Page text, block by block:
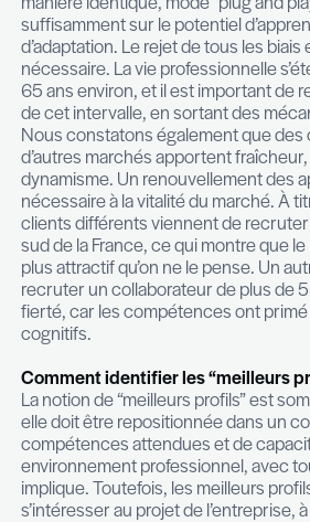
Toulouse, Lille et Paris.
Quel est l’impact d’une
sur une entreprise ?
C’est là que tout
manière efficace, à
rapidement pour soutenir la
communication (la fameuse
des clés du succès en
entreprise. La capacité à
agile et créative, en misant
développement des
individu sera d’autant plus
partiellement de sa zone de
développer de nouvelles
encore trop souvent des
manière identique, mode
suffisamment sur le potentiel